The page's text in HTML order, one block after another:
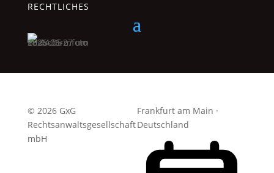
RECHTLICHES
© 2026 GxG
Rechtsanwaltsgesellschaft
mbH
Frankfurt am Main ·
Deutschland